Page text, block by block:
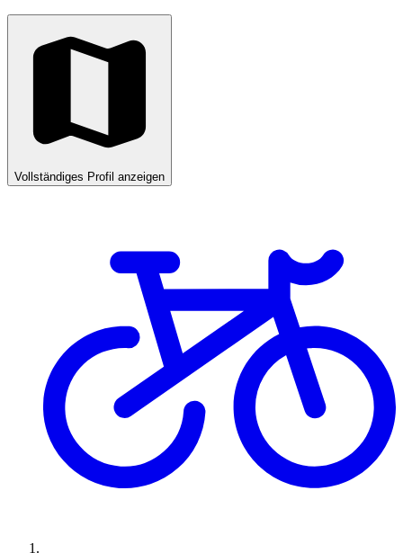
Vollständiges Profil anzeigen